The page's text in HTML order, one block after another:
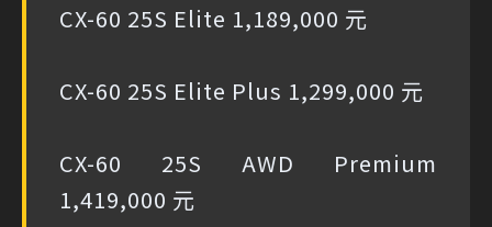
CX-60 25S Elite 1,189,000 元
CX-60 25S Elite Plus 1,299,000 元
CX-60 25S AWD Premium
1,419,000 元